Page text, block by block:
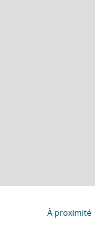
À proximité